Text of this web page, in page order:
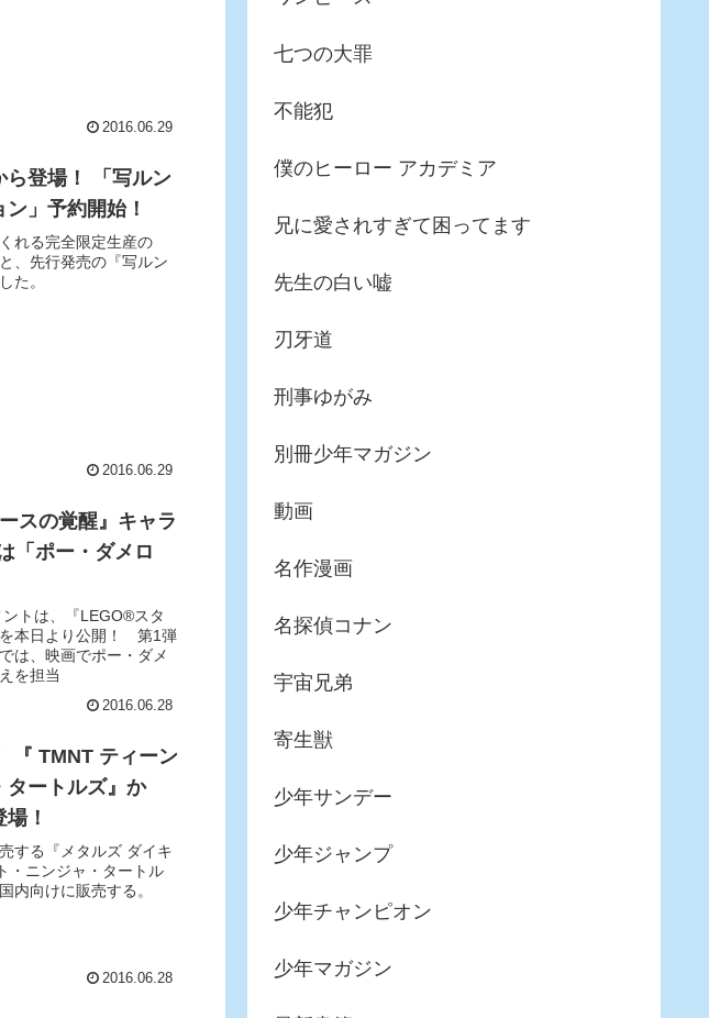
2016.06.29
ら登場！ 「写ルン
」予約開始！
れる完全限定生産の
、先行発売の『写ルン
た。
2016.06.29
スの覚醒』キャラ
「ポー・ダメロ
トは、『LEGO®スタ
本日より公開！ 第1弾
は、映画でポー・ダメ
を担当
2016.06.28
『 TMNT ティーン
タートルズ』か
！
する『メタルズ ダイキ
・ニンジャ・タートル
内向けに販売する。
2016.06.28
七つの大罪
不能犯
僕のヒーロー アカデミア
兄に愛されすぎて困ってます
先生の白い嘘
刃牙道
刑事ゆがみ
別冊少年マガジン
動画
名作漫画
名探偵コナン
宇宙兄弟
寄生獣
少年サンデー
少年ジャンプ
少年チャンピオン
少年マガジン